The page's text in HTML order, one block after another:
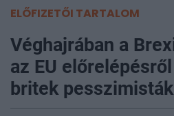
ELŐFIZETŐI TARTALOM
Véghajrában a
az EU
britek pesszimisták